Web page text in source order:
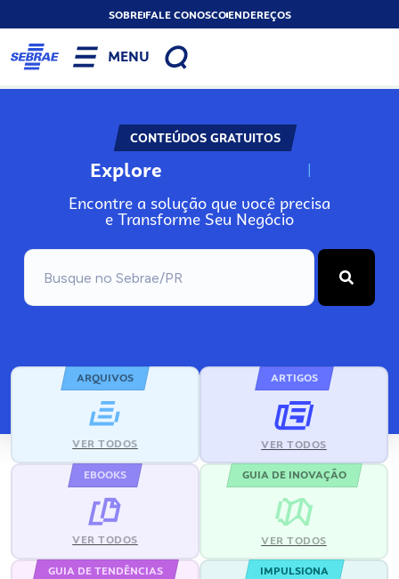
SOBREFALE CONOSCOENDEREÇOS
MENU
CONTEÚDOS GRATUITOS
Explore N
Encontre a solução que você precisa
e Transforme Seu Negócio
ARQUIVOS
VER TODOS
ARTIGOS
VER TODOS
EBOOKS
VER TODOS
GUIA DE INOVAÇÃO
VER TODOS
GUIA DE TENDÊNCIAS IMPULSIONA